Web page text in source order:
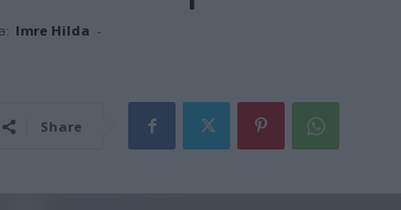
Imre Hilda -
Share